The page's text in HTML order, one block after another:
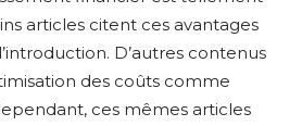
articles citent ces avantages
D’autres contenus
des coûts comme
ces mêmes articles